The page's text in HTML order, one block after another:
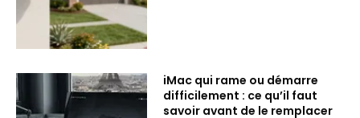
iMac qui rame ou démarre
difficilement : ce qu’il faut
savoir avant de le remplacer